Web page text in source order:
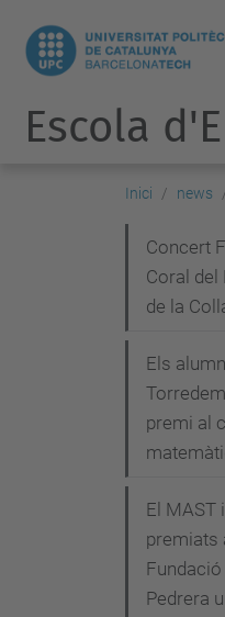
Escola
Inici news
v
c
Concert
Coral del
de la
Els
premi al
El MAST
premiats
Pedrera